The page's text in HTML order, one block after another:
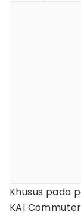
Khusus pada
KAI